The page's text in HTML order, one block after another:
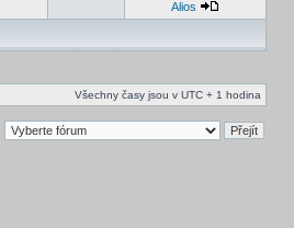
Alios
Všechny časy jsou v UTC + 1 hodina